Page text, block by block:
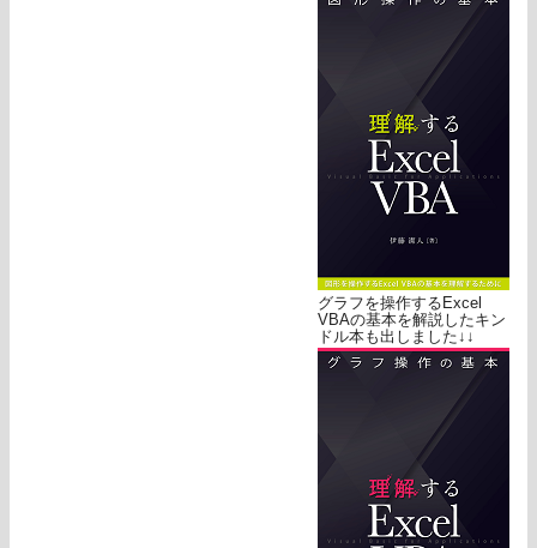
グラフを操作するExcel
VBAの基本を解説したキン
ドル本も出しました↓↓